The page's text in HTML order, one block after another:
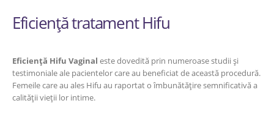
Eficiență tratament Hifu
Eficiență Hifu Vaginal este dovedită prin numeroase studii și
testimoniale ale pacientelor care au beneficiat de această procedură.
Femeile care au ales Hifu au raportat o îmbunătățire semnificativă a
calității vieții lor intime.